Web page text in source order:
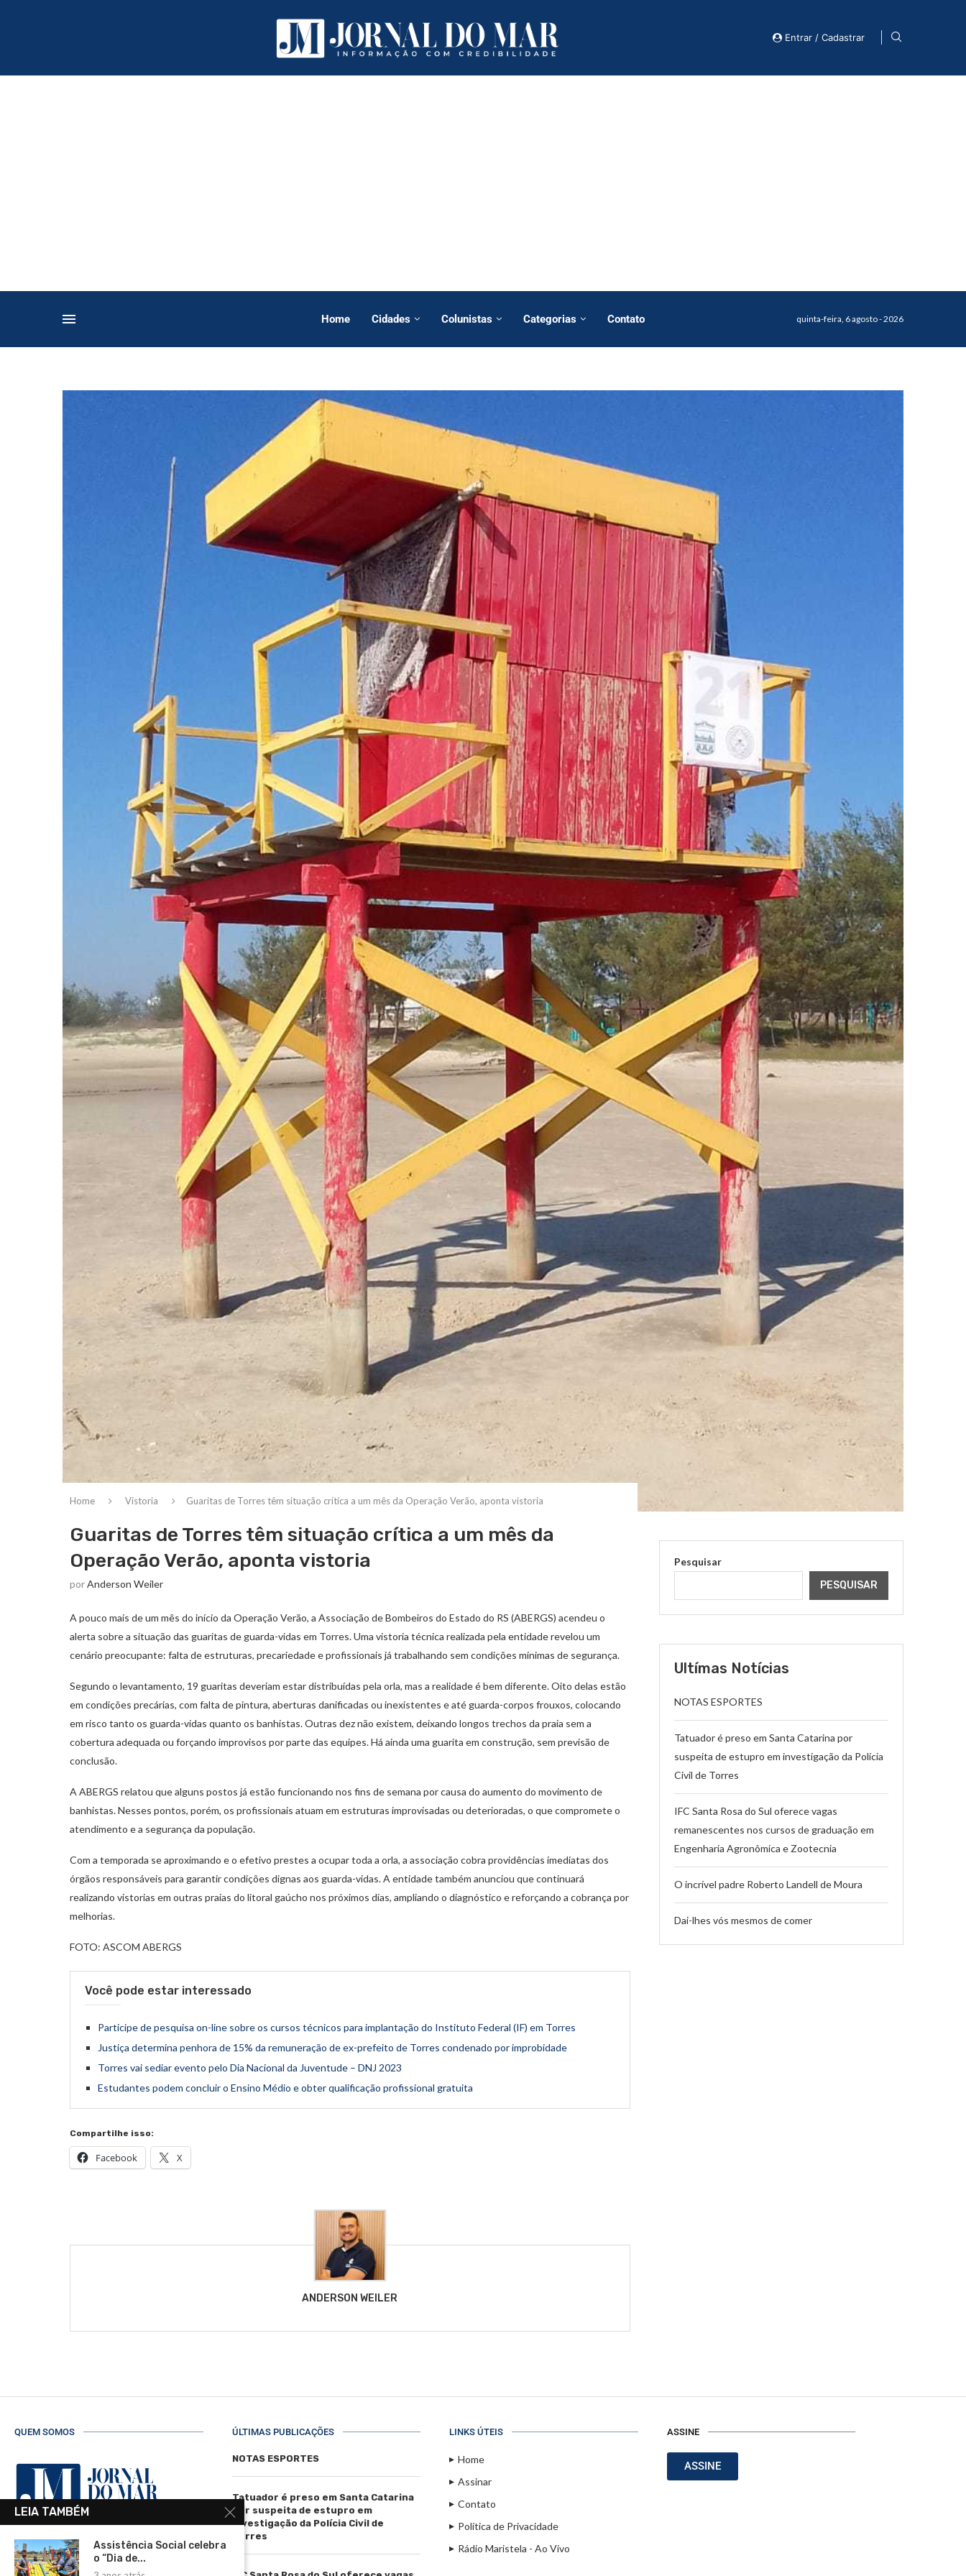
Entrar / Cadastrar
Home Cidades Colunistas Categorias Contato quinta-feira, 6 agosto - 2026
Home Vistoria Guaritas de Torres têm situação crítica a um mês da Operação Verão, aponta vistoria
Guaritas de Torres têm situação crítica a um mês da
Operação Verão, aponta vistoria
porAnderson Weiler
A pouco mais de um mês do início da Operação Verão, a Associação de Bombeiros do Estado do RS (ABERGS) acendeu o
alerta sobre a situação das guaritas de guarda-vidas em Torres. Uma vistoria técnica realizada pela entidade revelou um
cenário preocupante: falta de estruturas, precariedade e profissionais já trabalhando sem condições mínimas de segurança.
Segundo o levantamento, 19 guaritas deveriam estar distribuídas pela orla, mas a realidade é bem diferente. Oito delas estão
em condições precárias, com falta de pintura, aberturas danificadas ou inexistentes e até guarda-corpos frouxos, colocando
em risco tanto os guarda-vidas quanto os banhistas. Outras dez não existem, deixando longos trechos da praia sem a
cobertura adequada ou forçando improvisos por parte das equipes. Há ainda uma guarita em construção, sem previsão de
conclusão.
A ABERGS relatou que alguns postos já estão funcionando nos fins de semana por causa do aumento do movimento de
banhistas. Nesses pontos, porém, os profissionais atuam em estruturas improvisadas ou deterioradas, o que compromete o
atendimento e a segurança da população.
Com a temporada se aproximando e o efetivo prestes a ocupar toda a orla, a associação cobra providências imediatas dos
órgãos responsáveis para garantir condições dignas aos guarda-vidas. A entidade também anunciou que continuará
realizando vistorias em outras praias do litoral gaúcho nos próximos dias, ampliando o diagnóstico e reforçando a cobrança por
melhorias.
FOTO: ASCOM ABERGS
Você pode estar interessado
Participe de pesquisa on-line sobre os cursos técnicos para implantação do Instituto Federal (IF) em Torres
Justiça determina penhora de 15% da remuneração de ex-prefeito de Torres condenado por improbidade
Torres vai sediar evento pelo Dia Nacional da Juventude – DNJ 2023
Estudantes podem concluir o Ensino Médio e obter qualificação profissional gratuita
Compartilhe isso:
Facebook X
ANDERSON WEILER
Pesquisar
PESQUISAR
Ultímas Notícias
NOTAS ESPORTES
Tatuador é preso em Santa Catarina por
suspeita de estupro em investigação da Polícia
Civil de Torres
IFC Santa Rosa do Sul oferece vagas
remanescentes nos cursos de graduação em
Engenharia Agronômica e Zootecnia
O incrível padre Roberto Landell de Moura
Dai-lhes vós mesmos de comer
QUEM SOMOS
R. Manoel de Matos Pereira, 40 -
Centro, Torres - RS, 95560-000
ÚLTIMAS PUBLICAÇÕES
NOTAS ESPORTES
Tatuador é preso em Santa Catarina
por suspeita de estupro em
investigação da Polícia Civil de
Torres
LINKS ÚTEIS
Home
Assinar
Contato
Política de Privacidade
Rádio Maristela - Ao Vivo
ASSINE
ASSINE
LEIA TAMBÉM
Assistência Social celebra
o “Dia de...